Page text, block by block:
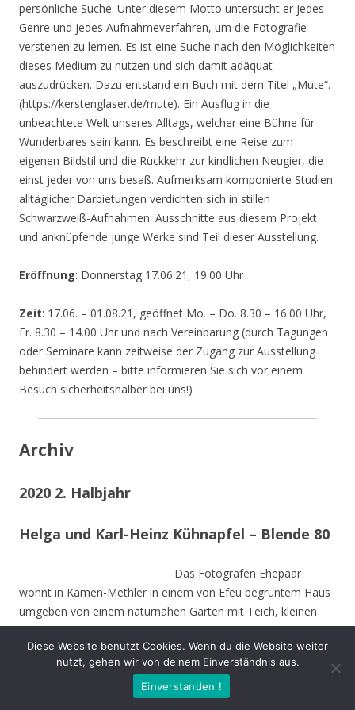
persönliche Suche. Unter diesem Motto untersucht er jedes
Genre und jedes Aufnahmeverfahren, um die Fotografie
verstehen zu lernen. Es ist eine Suche nach den Möglichkeiten
dieses Medium zu nutzen und sich damit adäquat
auszudrücken. Dazu entstand ein Buch mit dem Titel „Mute“.
(https://kerstenglaser.de/mute). Ein Ausflug in die
unbeachtete Welt unseres Alltags, welcher eine Bühne für
Wunderbares sein kann. Es beschreibt eine Reise zum
eigenen Bildstil und die Rückkehr zur kindlichen Neugier, die
einst jeder von uns besaß. Aufmerksam komponierte Studien
alltäglicher Darbietungen verdichten sich in stillen
Schwarzweiß-Aufnahmen. Ausschnitte aus diesem Projekt
und anknüpfende junge Werke sind Teil dieser Ausstellung.
Eröffnung: Donnerstag 17.06.21, 19.00 Uhr
Zeit: 17.06. – 01.08.21, geöffnet Mo. – Do. 8.30 – 16.00 Uhr,
Fr. 8.30 – 14.00 Uhr und nach Vereinbarung (durch Tagungen
oder Seminare kann zeitweise der Zugang zur Ausstellung
behindert werden – bitte informieren Sie sich vor einem
Besuch sicherheitshalber bei uns!)
Archiv
2020 2. Halbjahr
Helga und Karl-Heinz Kühnapfel – Blende 80
Das Fotografen Ehepaar
wohnt in Kamen-Methler in einem von Efeu begrüntem Haus
umgeben von einem naturnahen Garten mit Teich, kleinen
naturnahen Wiesen, Obstbäumen und weiteren hohen
Bäumen. Die Stämme der von Stürmen gefällten Bäume sind
zu Teilen im Garten integriert und dienen vielen Insekten und
Vögeln als Nahrungs-und Brutstätte.
Diese Website benutzt Cookies. Wenn du die Website weiter
nutzt, gehen wir von deinem Einverständnis aus.
Einverstanden !